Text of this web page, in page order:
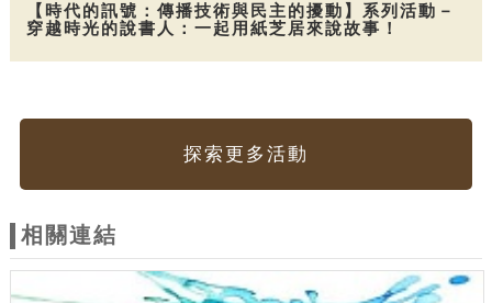
【時代的訊號：傳播技術與民主的擾動】系列活動－
穿越時光的說書人：一起用紙芝居來說故事！
探索更多活動
相關連結